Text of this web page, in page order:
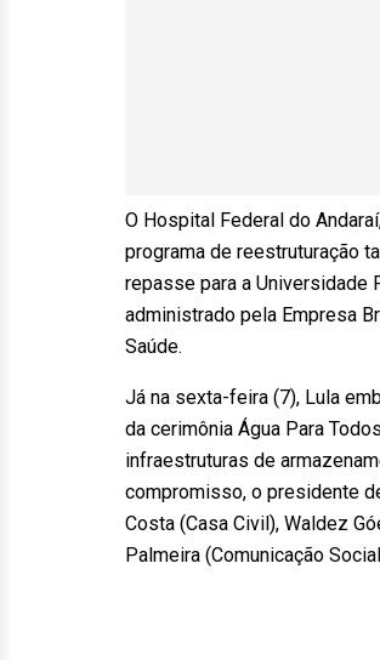
O Hospital Federal do
programa de reestruturação
repasse para a Universidade
administrado pela Empresa
Saúde.
Já na sexta-feira (7), Lula
da cerimônia Água Para
infraestruturas de
compromisso, o presidente
Costa (Casa Civil), Waldez
Palmeira (Comunicação